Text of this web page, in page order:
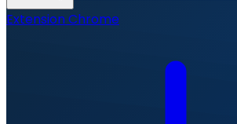
Extension Chrome